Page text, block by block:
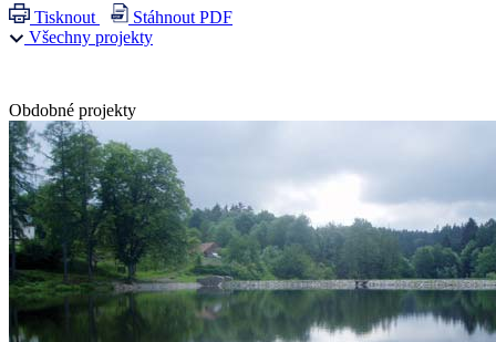
Tisknout
Stáhnout PDF
Všechny projekty
Obdobné projekty